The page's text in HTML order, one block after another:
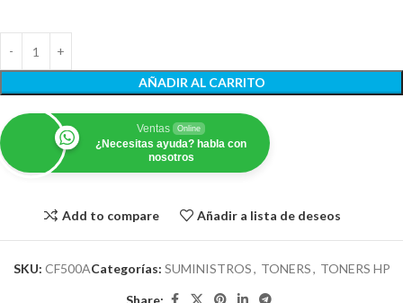
AÑADIR AL CARRITO
Ventas Online
¿Necesitas ayuda? habla con
nosotros
Add to compare Añadir a lista de deseos
SKU: CF500ACategorías: SUMINISTROS, TONERS, TONERS HP
Share: